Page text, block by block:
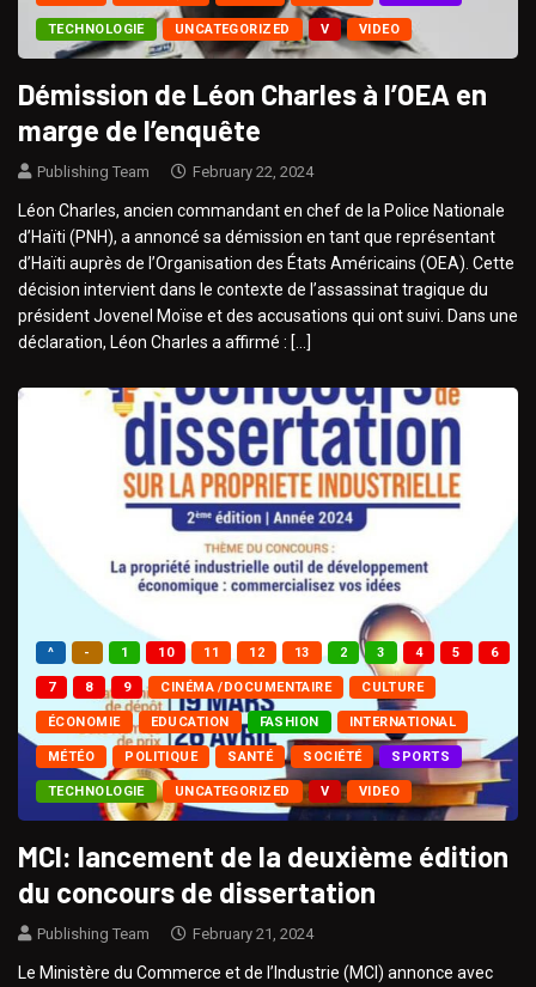
TECHNOLOGIE UNCATEGORIZED V VIDEO
Démission de Léon Charles à l’OEA en
marge de l’enquête
Publishing Team February 22, 2024
Léon Charles, ancien commandant en chef de la Police Nationale
d’Haïti (PNH), a annoncé sa démission en tant que représentant
d’Haïti auprès de l’Organisation des États Américains (OEA). Cette
décision intervient dans le contexte de l’assassinat tragique du
président Jovenel Moïse et des accusations qui ont suivi. Dans une
déclaration, Léon Charles a affirmé : […]
^ - 1 10 11 12 13 2 3 4 5 6
7 8 9 CINÉMA /DOCUMENTAIRE CULTURE
ÉCONOMIE EDUCATION FASHION INTERNATIONAL
MÉTÉO POLITIQUE SANTÉ SOCIÉTÉ SPORTS
TECHNOLOGIE UNCATEGORIZED V VIDEO
MCI: lancement de la deuxième édition
du concours de dissertation
Publishing Team February 21, 2024
Le Ministère du Commerce et de l’Industrie (MCI) annonce avec